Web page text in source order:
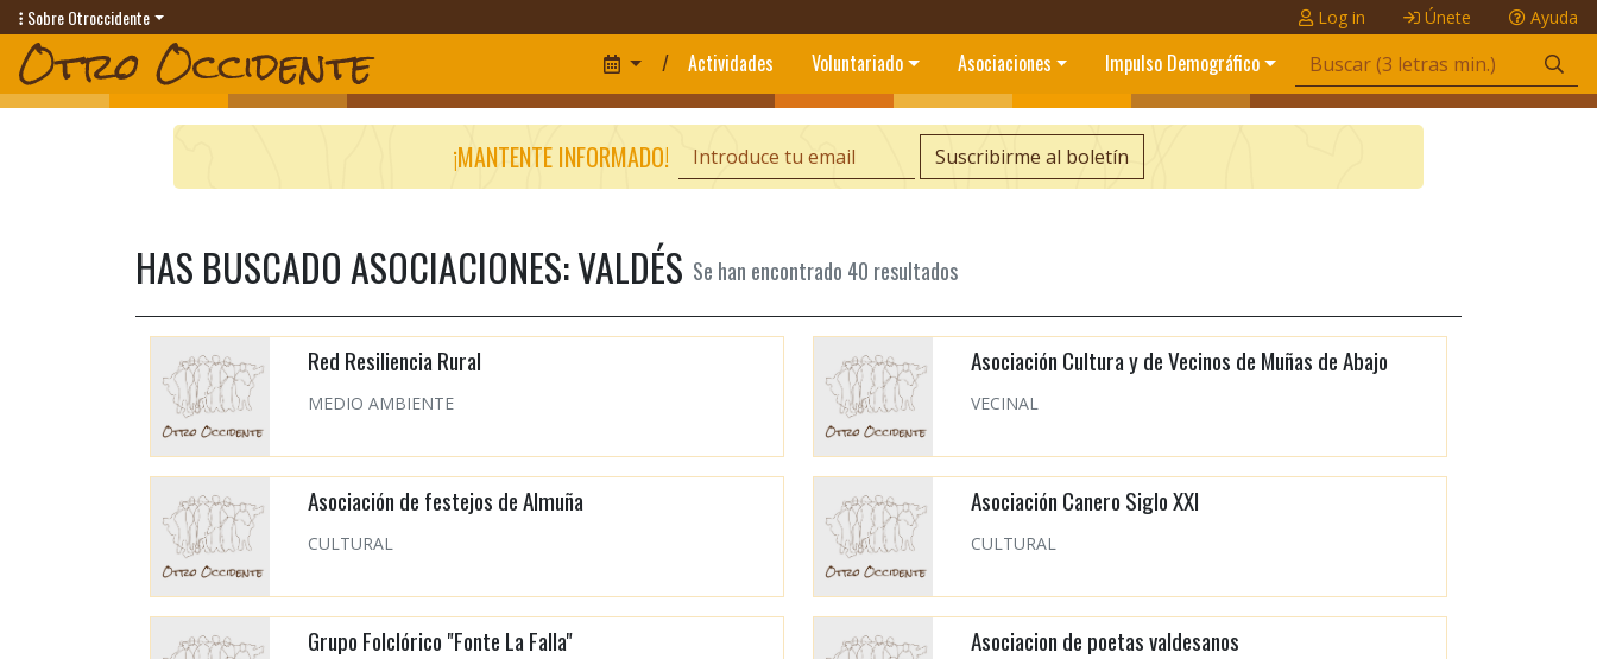
Sobre Otroccidente Log in Únete Ayuda
/ Actividades Voluntariado Asociaciones Impulso Demográfico
¡MANTENTE INFORMADO! Suscribirme al boletín
HAS BUSCADO ASOCIACIONES: VALDÉS Se han encontrado 40 resultados
Red Resiliencia Rural
MEDIO AMBIENTE
Asociación Cultura y de Vecinos de Muñas de Abajo
VECINAL
Asociación de festejos de Almuña
CULTURAL
Asociación Canero Siglo XXI
CULTURAL
Grupo Folclórico "Fonte La Falla" Asociacion de poetas valdesanos